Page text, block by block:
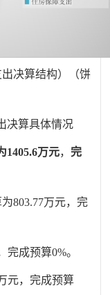
出决算结构）（饼
决算具体情况
1405.6万元， 完
为803.77万元，完
完成预算0%。
元，完成预算